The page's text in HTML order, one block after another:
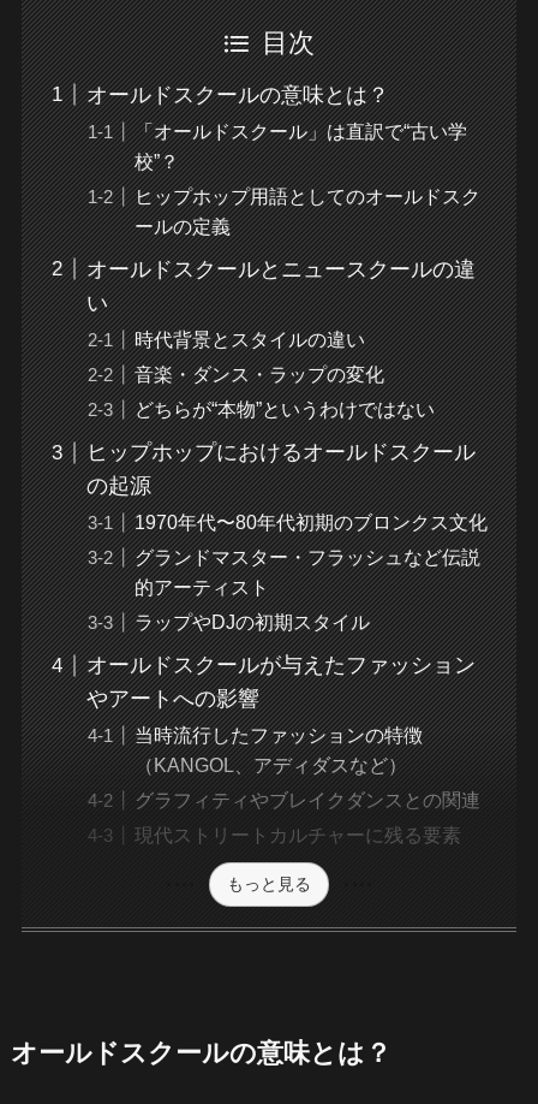
目次
オールドスクールの意味とは？
「オールドスクール」は直訳で“古い学
校”？
ヒップホップ用語としてのオールドスク
ールの定義
オールドスクールとニュースクールの違
い
時代背景とスタイルの違い
音楽・ダンス・ラップの変化
どちらが“本物”というわけではない
ヒップホップにおけるオールドスクール
の起源
1970年代〜80年代初期のブロンクス文化
グランドマスター・フラッシュなど伝説
的アーティスト
ラップやDJの初期スタイル
オールドスクールが与えたファッション
やアートへの影響
当時流行したファッションの特徴
（KANGOL、アディダスなど）
グラフィティやブレイクダンスとの関連
現代ストリートカルチャーに残る要素
もっと見る
オールドスクールの意味とは？